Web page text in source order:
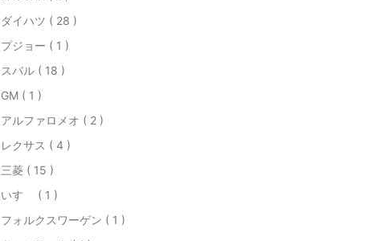
ダイハツ ( 28 )
プジョー ( 1 )
スバル ( 18 )
GM ( 1 )
アルファロメオ ( 2 )
レクサス ( 4 )
三菱 ( 15 )
いすゞ ( 1 )
フォルクスワーゲン ( 1 )